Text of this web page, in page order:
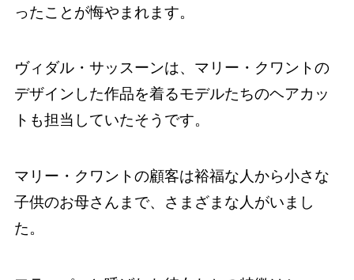
ったことが悔やまれます。
ヴィダル・サッスーンは、マリー・クワントの
デザインした作品を着るモデルたちのヘアカッ
トも担当していたそうです。
マリー・クワントの顧客は裕福な人から小さな
子供のお母さんまで、さまざまな人がいまし
た。